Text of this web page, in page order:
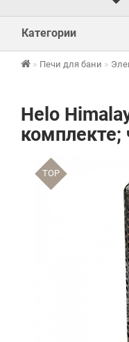
Категории
Печи для бани
Helo
комплекте;
TOP